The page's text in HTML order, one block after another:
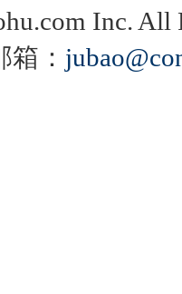
Inc.
：